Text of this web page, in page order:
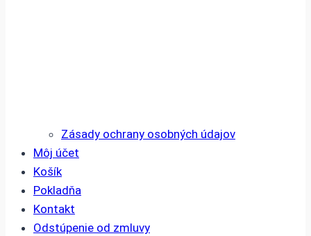
Zásady ochrany osobných údajov
Môj účet
Košík
Pokladňa
Kontakt
Odstúpenie od zmluvy